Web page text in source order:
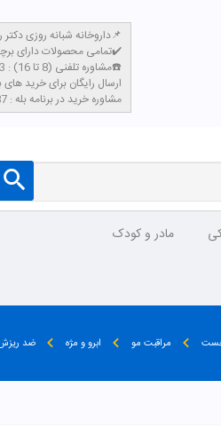
داروخانه شبانه روزی دکتر رویا میرنظامی📌
تمامی محصولات دارای برچسب اصالت کالا و سیب سلامت میباشند✔️
مشاوره تلفنی (8 تا 16) : 02165389693☎️
​ارسال رایگان برای خرید های بالای 4 میلیون تومان با
مشاوره خرید در برنامه بله : 09302007587
مادر و کودک
مراقبت مو ابرو و مژه ضد ریزش